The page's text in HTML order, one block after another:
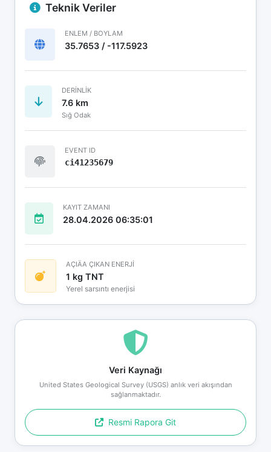
Teknik Veriler
ENLEM / BOYLAM
35.7653 / -117.5923
DERINLIK
7.6 km
Sığ Odak
EVENT ID
ci41235679
KAYIT ZAMANI
28.04.2026 06:35:01
AÇIÄA ÇIKAN ENERJİ
1 kg TNT
Yerel sarsıntı enerjisi
Veri Kaynağı
United States Geological Survey (USGS) anlık veri akışından
sağlanmaktadır.
Resmi Rapora Git